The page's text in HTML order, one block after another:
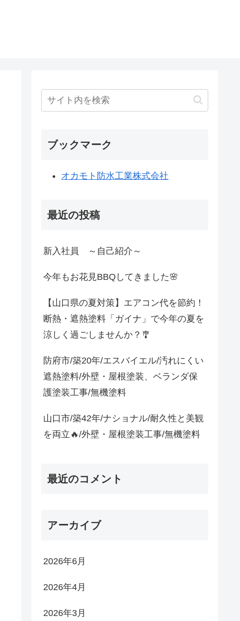
ブックマーク
オカモト防水工業株式会社
最近の投稿
新入社員 ～自己紹介～
今年もお花見BBQしてきました🌸
【山口県の夏対策】エアコン代を節約！
断熱・遮熱塗料「ガイナ」で今年の夏を
涼しく過ごしませんか？🎐
防府市/築20年/エスバイエル/汚れにくい
遮熱塗料/外壁・屋根塗装、ベランダ保
護塗装工事/無機塗料
山口市/築42年/ナショナル/耐久性と美観
を両立🔥/外壁・屋根塗装工事/無機塗料
最近のコメント
アーカイブ
2026年6月
2026年4月
2026年3月